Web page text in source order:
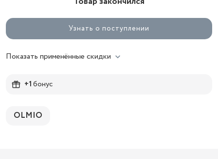
Узнать о поступлении
Показать применённые скидки
+1бонус
OLMIO